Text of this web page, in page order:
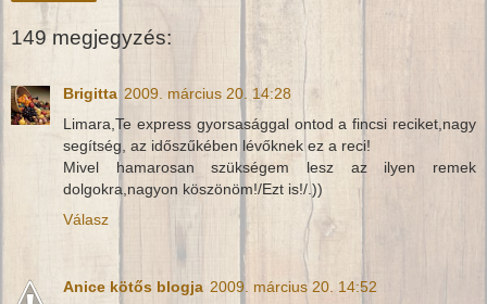
149 megjegyzés:
Brigitta 2009. március 20. 14:28
Limara,Te express gyorsasággal ontod a fincsi reciket,nagy
segítség, az időszűkében lévőknek ez a reci!
Mivel hamarosan szükségem lesz az ilyen remek
dolgokra,nagyon köszönöm!/Ezt is!/.))
Válasz
Anice kötős blogja 2009. március 20. 14:52